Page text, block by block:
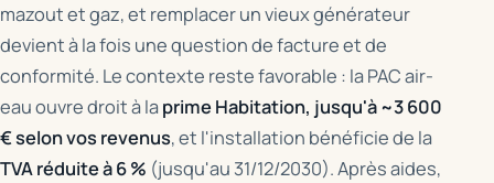
mazout et gaz, et remplacer un vieux générateur
devient à la fois une question de facture et de
conformité. Le contexte reste favorable : la PAC air-
eau ouvre droit à laprime Habitation, jusqu'à ~3 600
€ selon vos revenus, et l'installation bénéficie de la
TVA réduite à 6 % (jusqu'au 31/12/2030). Après aides,